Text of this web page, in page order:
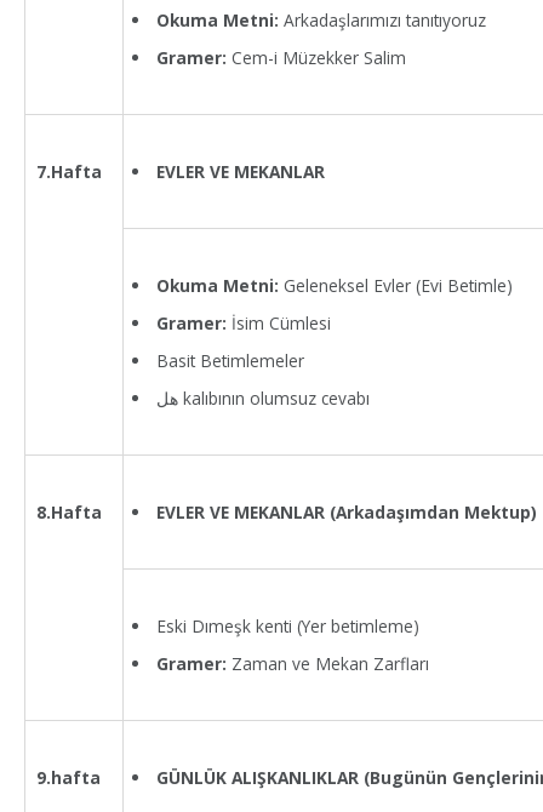
Okuma Metni: Arkadaşlarımızı tanıtıyoruz
Gramer: Cem-i Müzekker Salim
7.Hafta EVLER VE MEKANLAR
Okuma Metni: Geleneksel Evler (Evi Betimle)
Gramer: İsim Cümlesi
Basit Betimlemeler
هل kalıbının olumsuz cevabı
8.Hafta EVLER VE MEKANLAR (Arkadaşımdan Mektup)
Eski Dımeşk kenti (Yer betimleme)
Gramer: Zaman ve Mekan Zarfları
9.hafta GÜNLÜK ALIŞKANLIKLAR (Bugünün